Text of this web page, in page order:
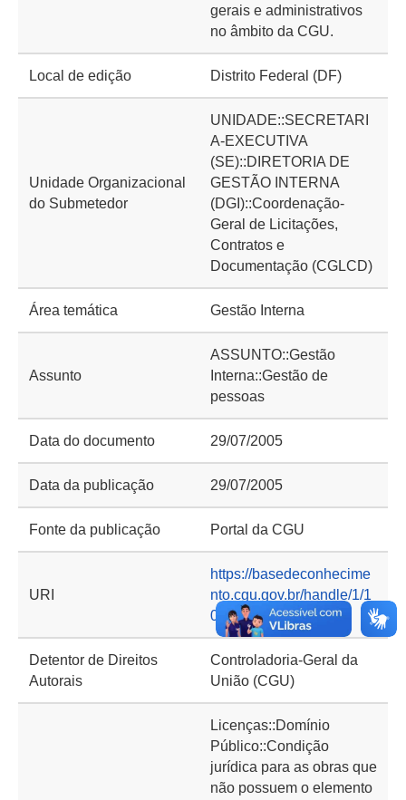
gerais e administrativos
no âmbito da CGU.
Local de edição Distrito Federal (DF)
Unidade Organizacional
do Submetedor
UNIDADE::SECRETARI
A-EXECUTIVA
(SE)::DIRETORIA DE
GESTÃO INTERNA
(DGI)::Coordenação-
Geral de Licitações,
Contratos e
Documentação (CGLCD)
Área temática Gestão Interna
Assunto
ASSUNTO::Gestão
Interna::Gestão de
pessoas
Data do documento 29/07/2005
Data da publicação 29/07/2005
Fonte da publicação Portal da CGU
URI
https://basedeconhecime
nto.cgu.gov.br/handle/1/1
0858
Detentor de Direitos
Autorais
Controladoria-Geral da
União (CGU)
Licenças::Domínio
Público::Condição
jurídica para as obras que
não possuem o elemento